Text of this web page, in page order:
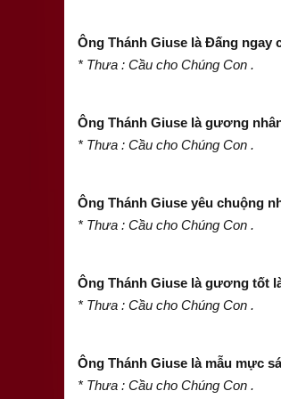
Ông Thánh Giuse là Đấng ngay
* Thưa : Cầu cho Chúng Con .
Ông Thánh Giuse là gương
* Thưa : Cầu cho Chúng Con .
Ông Thánh Giuse yêu chuộng
* Thưa : Cầu cho Chúng Con .
Ông Thánh Giuse là gương tốt
* Thưa : Cầu cho Chúng Con .
Ông Thánh Giuse là mẫu mực
* Thưa : Cầu cho Chúng Con .